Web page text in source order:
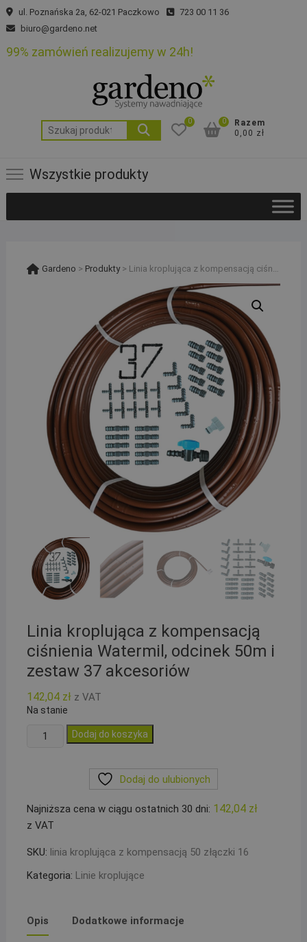
Skip
to
ul. Poznańska 2a, 62-021 Paczkowo
723 00 11 36
biuro@gardeno.net
99% zamówień realizujemy w 24h!
Szukaj:
0
Razem
0,00 zł
0
Wszystkie produkty
Gardeno > Produkty> Linia kroplująca z kompensacją ciśnienia Watermil, odcinek 50m i zestaw 37 akcesoriów
Linia kroplująca z kompensacją
ciśnienia Watermil, odcinek 50m i
zestaw 37 akcesoriów
142,04 zł z VAT
Na stanie
ilość
ciśnienia
Watermil,
odcinek
i
akcesoriów
Dodaj do koszyka
Dodaj do ulubionych
Najniższa cena w ciągu ostatnich 30 dni: 142,04 zł
z VAT
SKU: linia kroplująca z kompensacją 50 złączki 16
Kategoria: Linie kroplujące
Opis Dodatkowe informacje